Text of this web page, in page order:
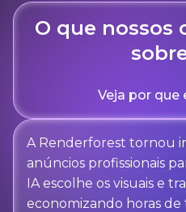
O que nossos
Veja por que
A Renderforest tornou
anúncios profissionais
IA escolhe os visuais e
economizando horas